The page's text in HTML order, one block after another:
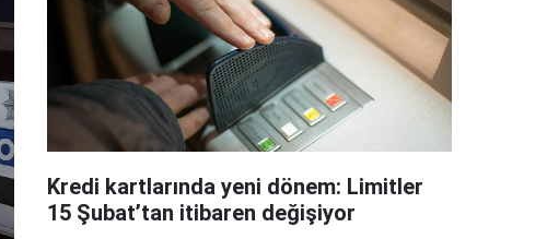
Kredi kartlarında yeni dönem: Limitler
15 Şubat’tan itibaren değişiyor